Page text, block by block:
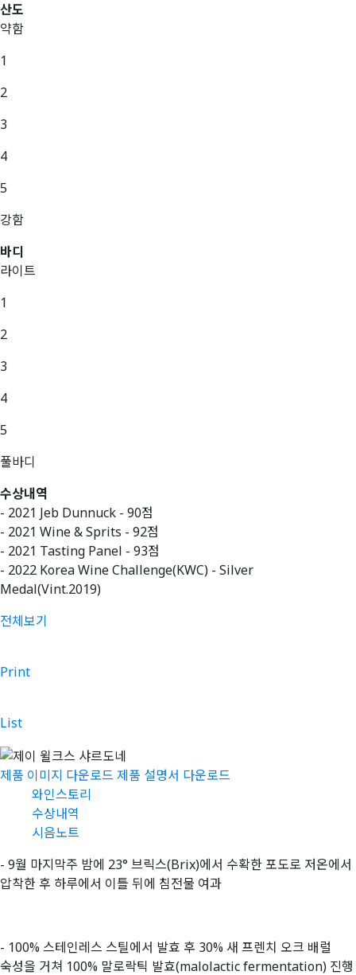
산도
약함
1
2
3
4
5
강함
바디
라이트
1
2
3
4
5
풀바디
수상내역
- 2021 Jeb Dunnuck - 90점
- 2021 Wine & Sprits - 92점
- 2021 Tasting Panel - 93점
- 2022 Korea Wine Challenge(KWC) - Silver
Medal(Vint.2019)
전체보기
Print
List
제품 이미지 다운로드 제품 설명서 다운로드
와인스토리
수상내역
시음노트
- 9월 마지막주 밤에 23° 브릭스(Brix)에서 수확한 포도로 저온에서
압착한 후 하루에서 이틀 뒤에 침전물 여과
- 100% 스테인레스 스틸에서 발효 후 30% 새 프렌치 오크 배럴
숙성을 거쳐 100% 말로락틱 발효(malolactic fermentation) 진행